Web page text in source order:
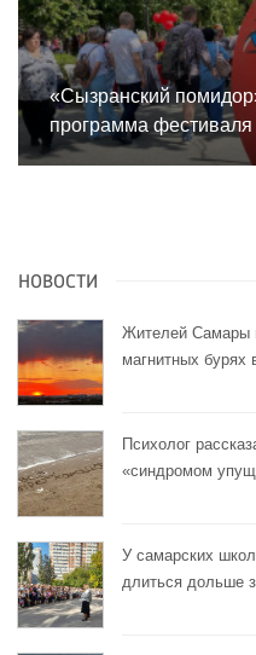
«Сызранский
программа фестиваля
НОВОСТИ
Жителей Самары
магнитных бурях
Психолог
«синдромом
У самарских
длиться дольше